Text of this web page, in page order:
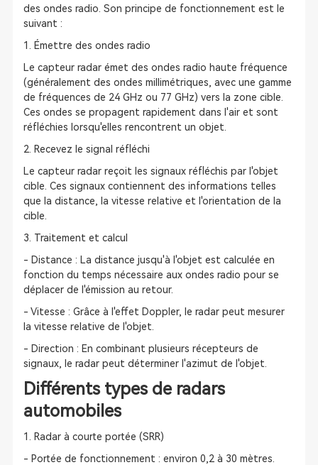
des ondes radio. Son principe de fonctionnement est le
suivant :
1. Émettre des ondes radio
Le capteur radar émet des ondes radio haute fréquence
(généralement des ondes millimétriques, avec une gamme
de fréquences de 24 GHz ou 77 GHz) vers la zone cible.
Ces ondes se propagent rapidement dans l'air et sont
réfléchies lorsqu'elles rencontrent un objet.
2. Recevez le signal réfléchi
Le capteur radar reçoit les signaux réfléchis par l'objet
cible. Ces signaux contiennent des informations telles
que la distance, la vitesse relative et l'orientation de la
cible.
3. Traitement et calcul
- Distance : La distance jusqu'à l'objet est calculée en
fonction du temps nécessaire aux ondes radio pour se
déplacer de l'émission au retour.
- Vitesse : Grâce à l'effet Doppler, le radar peut mesurer
la vitesse relative de l'objet.
- Direction : En combinant plusieurs récepteurs de
signaux, le radar peut déterminer l'azimut de l'objet.
Différents types de radars
automobiles
1. Radar à courte portée (SRR)
- Portée de fonctionnement : environ 0,2 à 30 mètres.